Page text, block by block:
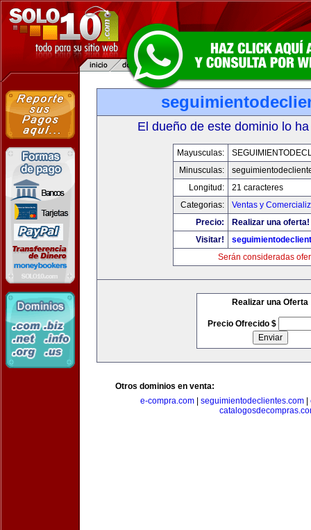
El dueño de este dominio lo
Mayusculas:
Minusculas:
Longitud:
21 caracteres
Categorias:
Ventas y
Precio:
Realizar una oferta!
Visitar!
Serán consideradas
Realizar una Oferta
Precio Ofrecido $
Otros dominios en venta:
e-compra.com
seguimientodeclientes.com